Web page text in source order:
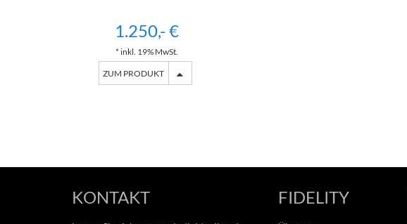
1.250,- €
* inkl. 19% MwSt.
ZUM PRODUKT
KONTAKT FIDELITY